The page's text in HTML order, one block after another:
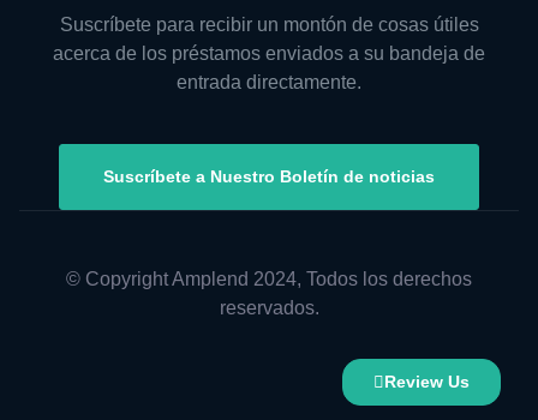
Suscríbete para recibir un montón de cosas útiles
acerca de los préstamos enviados a su bandeja de
entrada directamente.
Suscríbete a Nuestro Boletín de noticias
© Copyright Amplend 2024, Todos los derechos
reservados.
Review Us